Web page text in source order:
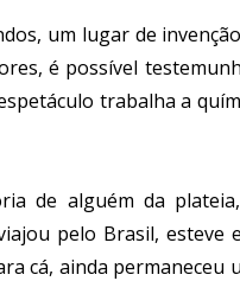
um lugar de
é possível
trabalha a
de alguém da
pelo Brasil, esteve
cá, ainda permaneceu